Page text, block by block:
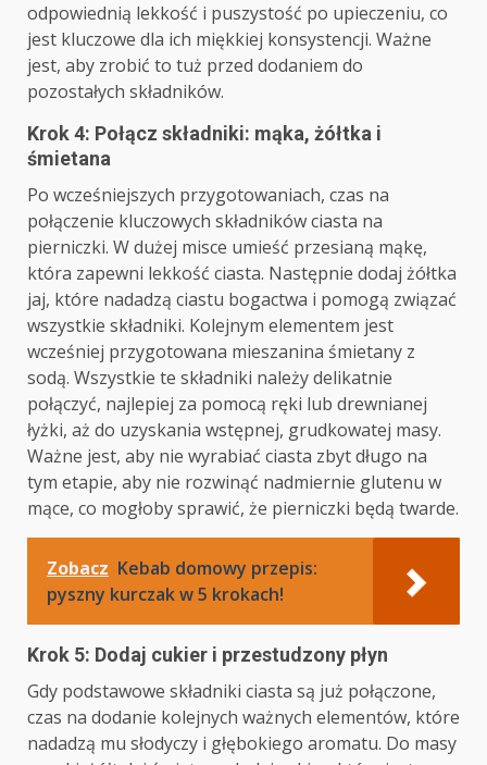
odpowiednią lekkość i puszystość po upieczeniu, co
jest kluczowe dla ich miękkiej konsystencji. Ważne
jest, aby zrobić to tuż przed dodaniem do
pozostałych składników.
Krok 4: Połącz składniki: mąka, żółtka i
śmietana
Po wcześniejszych przygotowaniach, czas na
połączenie kluczowych składników ciasta na
pierniczki. W dużej misce umieść przesianą mąkę,
która zapewni lekkość ciasta. Następnie dodaj żółtka
jaj, które nadadzą ciastu bogactwa i pomogą związać
wszystkie składniki. Kolejnym elementem jest
wcześniej przygotowana mieszanina śmietany z
sodą. Wszystkie te składniki należy delikatnie
połączyć, najlepiej za pomocą ręki lub drewnianej
łyżki, aż do uzyskania wstępnej, grudkowatej masy.
Ważne jest, aby nie wyrabiać ciasta zbyt długo na
tym etapie, aby nie rozwinąć nadmiernie glutenu w
mące, co mogłoby sprawić, że pierniczki będą twarde.
Zobacz Kebab domowy przepis:
pyszny kurczak w 5 krokach!
Krok 5: Dodaj cukier i przestudzony płyn
Gdy podstawowe składniki ciasta są już połączone,
czas na dodanie kolejnych ważnych elementów, które
nadadzą mu słodyczy i głębokiego aromatu. Do masy